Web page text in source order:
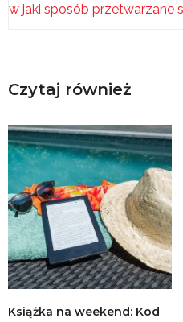
w jaki sposób przetwarzane
Czytaj również
Książka na weekend: Kod